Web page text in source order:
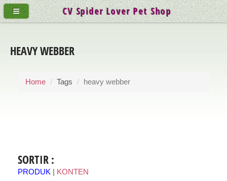
HEAVY WEBBER
Home Tags heavy webber
SORTIR :
PRODUK KONTEN
CV Spider Lover Pet Shop